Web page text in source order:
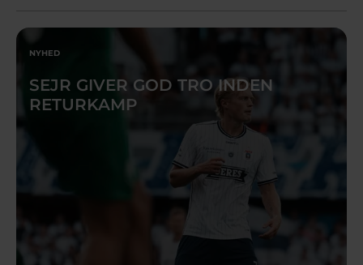
NYHED
SEJR GIVER GOD TRO INDEN
RETURKAMP